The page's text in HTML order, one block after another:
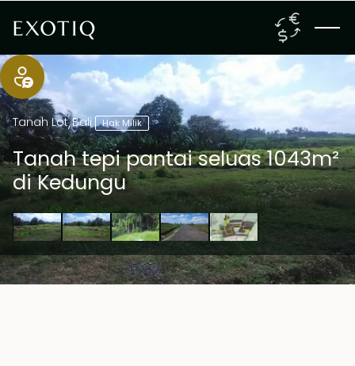
Tanah Lot,Bali Hak Milik
Tanah tepi pantai seluas 1043m²
di Kedungu